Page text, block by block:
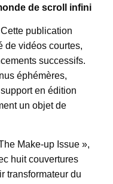
de scroll infini
publication
de vidéos courtes,
successifs.
éphémères,
en édition
un objet de
Make-up Issue »,
huit couvertures
transformateur du